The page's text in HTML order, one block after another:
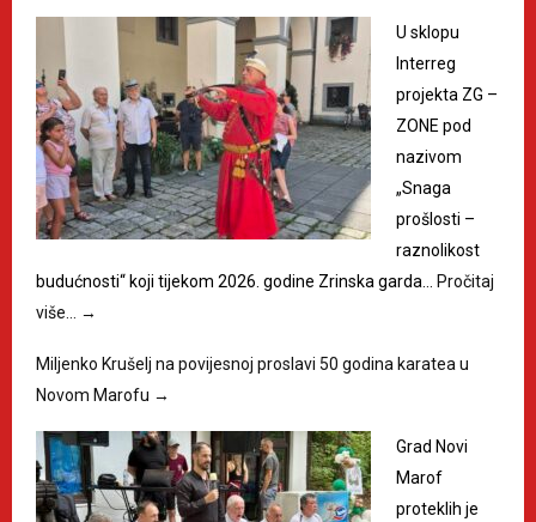
U sklopu
Interreg
projekta ZG –
ZONE pod
nazivom
„Snaga
prošlosti –
raznolikost
budućnosti“ koji tijekom 2026. godine Zrinska garda… Pročitaj
više… →
Miljenko Krušelj na povijesnoj proslavi 50 godina karatea u
Novom Marofu →
Grad Novi
Marof
proteklih je